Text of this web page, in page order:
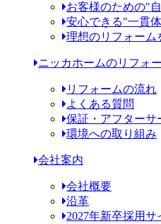
お客様のための"
安心できる"一貫
理想のリフォーム
ニッカホームのリフォ
リフォームの流れ
よくある質問
保証・アフターサ
環境への取り組み
会社案内
会社概要
沿革
2027年新卒採用サ